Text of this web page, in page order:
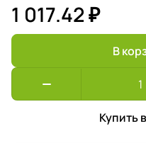
1 017.42 ₽
В
Купить